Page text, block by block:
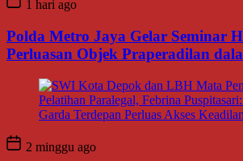
1 hari ago
Polda Metro Jaya Gelar Seminar
Perluasan Objek Praperadilan
2 minggu ago